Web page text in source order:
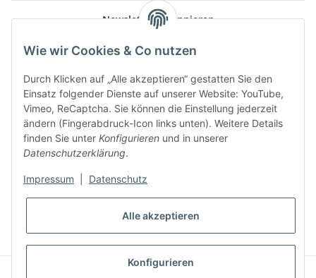
Wie wir Cookies & Co nutzen
Durch Klicken auf „Alle akzeptieren“ gestatten Sie den
Einsatz folgender Dienste auf unserer Website: YouTube,
Vimeo, ReCaptcha. Sie können die Einstellung jederzeit
ändern (Fingerabdruck-Icon links unten). Weitere Details
finden Sie unter Konfigurieren und in unserer
Datenschutzerklärung.
Impressum Datenschutz
Alle akzeptieren
Konfigurieren
Newsletter Abonnieren
Bitte senden Sie mir entsprechend IhrerDatenschutzerklärungregelmäßig
und jederzeit widerruflich Informationen zu Ihrem Produktsortiment per E-
Mail zu.